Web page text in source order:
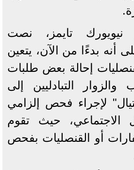
نيويورك تايمز، نصت
أنه بدءًا من الآن، يتعين
إحالة بعض طلبات
والزوار التبادليين إلى
لإجراء فحص إلزامي
الاجتماعي، حيث تقوم
أو القنصليات بفحص